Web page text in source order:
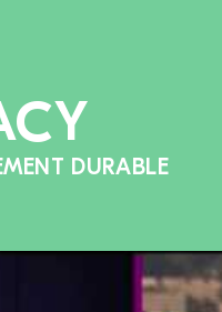
DURABLE
À LA